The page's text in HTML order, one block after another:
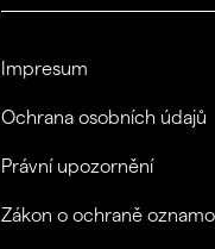
Impresum
Ochrana osobních údajů
Právní upozornění
Zákon o ochraně